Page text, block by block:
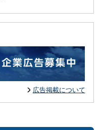
広告掲載について